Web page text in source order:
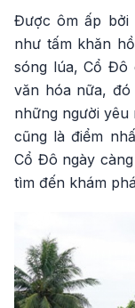
Được ôm ấp bởi
như tấm khăn
sóng lúa, Cổ Đô
văn hóa nữa, đó
những người yêu
cũng là điểm
Cổ Đô ngày
tìm đến khám